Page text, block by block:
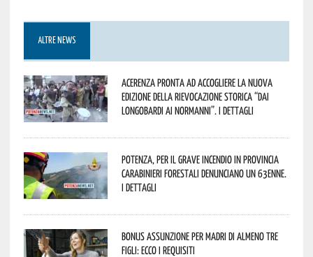
ALTRE NEWS
Acerenza pronta ad accogliere la nuova
edizione della rievocazione storica “Dai
Longobardi ai Normanni”. I dettagli
Potenza, per il grave incendio in Provincia
Carabinieri forestali denunciano un 63enne.
I dettagli
Bonus assunzione per madri di almeno tre
figli: ecco i requisiti